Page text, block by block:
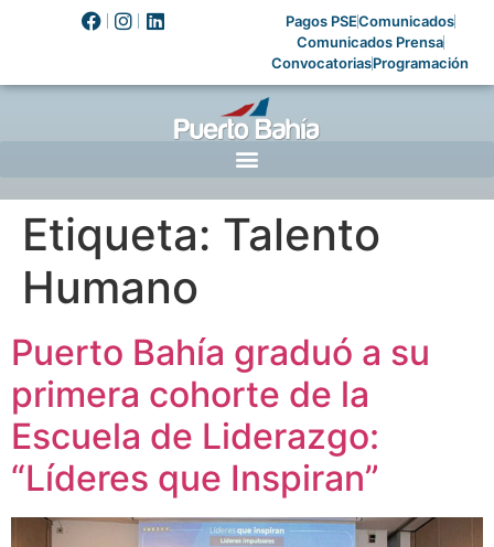
Pagos PSEComunicados
Comunicados Prensa
ConvocatoriasProgramación
Etiqueta: Talento
Humano
Puerto Bahía graduó a su
primera cohorte de la
Escuela de Liderazgo:
“Líderes que Inspiran”